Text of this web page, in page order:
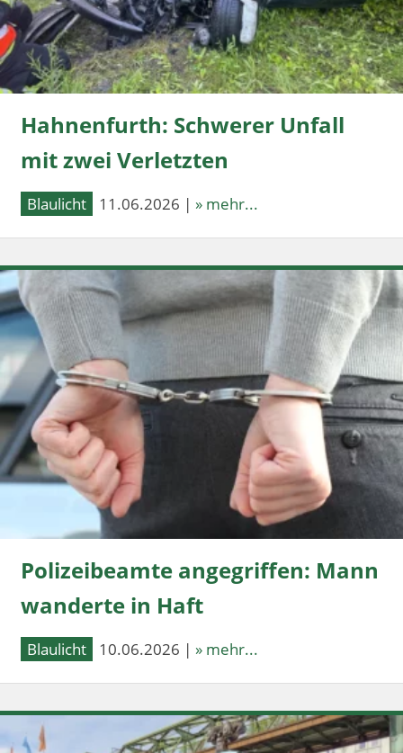
Hahnenfurth: Schwerer Unfall
mit zwei Verletzten
Blaulicht 11.06.2026 | » mehr...
Polizeibeamte angegriffen: Mann
wanderte in Haft
Blaulicht 10.06.2026 | » mehr...